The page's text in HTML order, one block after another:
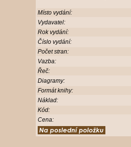
Místo vydání:
Vydavatel:
Rok vydání:
Číslo vydání:
Počet stran:
Vazba:
Řeč:
Diagramy:
Formát knihy:
Náklad:
Kód:
Cena: